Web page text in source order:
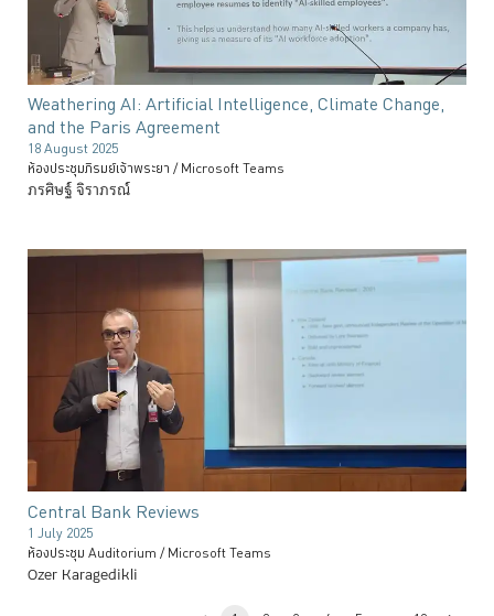
Weathering AI: Artificial Intelligence, Climate Change,
and the Paris Agreement
18 August 2025
ห้องประชุมภิรมย์เจ้าพระยา / Microsoft Teams
ภรศิษฐ์ จิราภรณ์
Central Bank Reviews
1 July 2025
ห้องประชุม Auditorium / Microsoft Teams
Ozer Karagedikli